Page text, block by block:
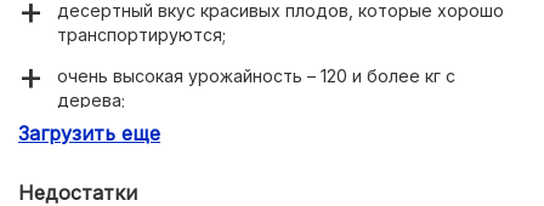
десертный вкус красивых плодов, которые хорошо
транспортируются;
очень высокая урожайность – 120 и более кг с
дерева;
длительное хранение;
Загрузить еще
Недостатки